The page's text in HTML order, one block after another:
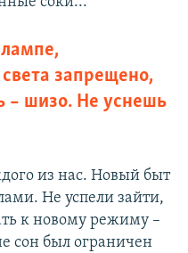
запрещено,
– шизо. Не уснешь
из нас. Новый быт
Не успели зайти,
к новому режиму –
сон был ограничен